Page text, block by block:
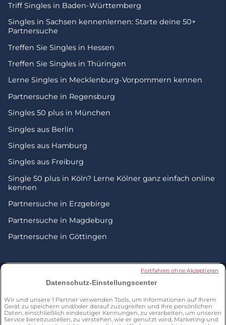
Triff Singles in Baden-Württemberg
Singles in Sachsen kennenlernen: Starte deine 50+
Partnersuche
Treffen Sie Singles in Hessen
Treffen Sie Singles in Thüringen
Lerne Singles in Mecklenburg-Vorpommern kennen
Partnersuche in Regensburg
Singles 50 plus in München
Singles aus Berlin
Singles aus Hamburg
Singles aus Freiburg
Single 50 plus in Köln? Lerne Kölner ganz einfach online
kennen
Partnersuche in Erzgebirge
Partnersuche in Magdeburg
Partnersuche in Göttingen
© 2026 by Zweisam. Alle Rechte vorbehalten. A meetic
*Umfrage von Dynata im Dezember 2023 unter einer
repräsentativen Stichprobe von 961 Personen ab 50 Jahren in
Deutschland. 1 % der Befragten hat über Zweisam jemanden
Datenschutz-Einstellungscenter
Wir und unsere 1 Partner verwenden Tools, um Informationen auf Ihrem
Gerät zu speichern und/oder darauf zuzugreifen und Ihre persönlichen
Daten, einschließlich eindeutiger Kennungen, zu verarbeiten, um unseren
Service bereitzustellen, zu verstehen, wie er genutzt wird, Marketing und
Fortfahren ohne Akzeptieren